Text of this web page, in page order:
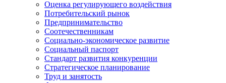
Оценка регулирующего воздействия
Потребительский рынок
Предпринимательство
Соотечественникам
Социально-экономическое развитие
Социальный паспорт
Стандарт развития конкуренции
Стратегическое планирование
Труд и занятость